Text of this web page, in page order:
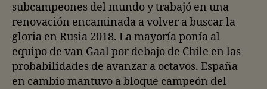
subcampeones del mundo y trabajó en una
renovación encaminada a volver a buscar la
gloria en Rusia 2018. La mayoría ponía al
equipo de van Gaal por debajo de Chile en las
probabilidades de avanzar a octavos. España
en cambio mantuvo a bloque campeón del